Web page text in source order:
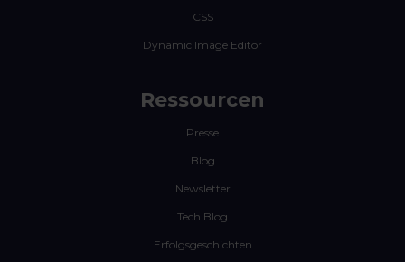
CSS
Dynamic Image Editor
Ressourcen
Presse
Blog
Newsletter
Tech Blog
Erfolgsgeschichten